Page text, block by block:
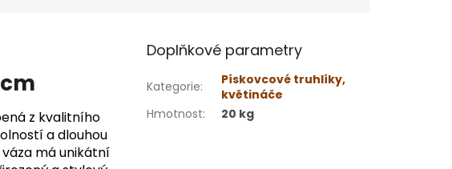
z kvalitního
a dlouhou
má unikátní
Doplňkové parametry
Kategorie:
Pískovcové truhlíky,
květináče
Hmotnost: 20 kg